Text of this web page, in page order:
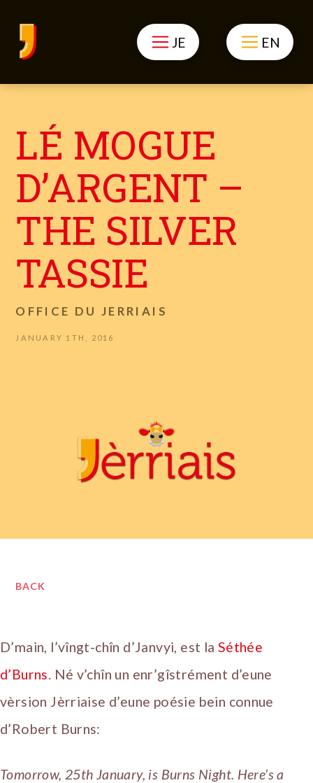
JE EN
LÉ MOGUE
D’ARGENT –
THE SILVER
TASSIE
OFFICE DU JERRIAIS
JANUARY 1TH, 2016
BACK
D’main, l’vîngt-chîn d’Janvyi, est la Séthée
d’Burns. Né v’chîn un enr’gîstrément d’eune
vèrsion Jèrriaise d’eune poésie bein connue
d’Robert Burns:
Tomorrow, 25th January, is Burns Night. Here’s a